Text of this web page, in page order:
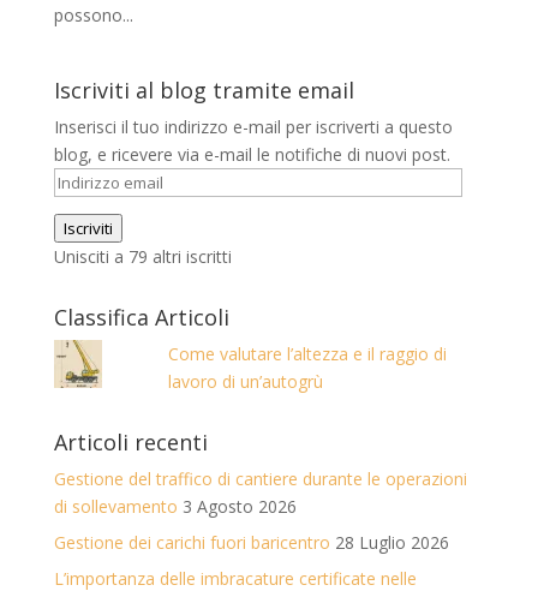
possono...
Iscriviti al blog tramite email
Inserisci il tuo indirizzo e-mail per iscriverti a questo
blog, e ricevere via e-mail le notifiche di nuovi post.
Indirizzo
email
Iscriviti
Unisciti a 79 altri iscritti
Classifica Articoli
Come valutare l’altezza e il raggio di
lavoro di un’autogrù
Articoli recenti
Gestione del traffico di cantiere durante le operazioni
di sollevamento 3 Agosto 2026
Gestione dei carichi fuori baricentro 28 Luglio 2026
L’importanza delle imbracature certificate nelle